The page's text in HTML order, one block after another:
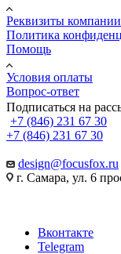
Реквизиты компании
Политика
Помощь
Условия оплаты
Вопрос-ответ
Подписаться на
+7 (846) 231 67 30
+7 (846) 231 67 30
design@focusfox.ru
г. Самара, ул. 6
Вконтакте
Telegram